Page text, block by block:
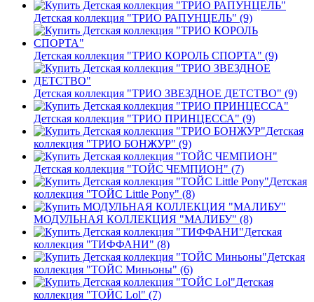
Детская коллекция "ТРИО РАПУНЦЕЛЬ" (9)
Детская коллекция "ТРИО КОРОЛЬ СПОРТА" (9)
Детская коллекция "ТРИО ЗВЕЗДНОЕ ДЕТСТВО" (9)
Детская коллекция "ТРИО ПРИНЦЕССА" (9)
Детская
коллекция "ТРИО БОНЖУР" (9)
Детская коллекция "ТОЙС ЧЕМПИОН" (7)
Детская
коллекция "ТОЙС Little Pony" (8)
МОДУЛЬНАЯ КОЛЛЕКЦИЯ "МАЛИБУ" (8)
Детская
коллекция "ТИФФАНИ" (8)
Детская
коллекция "ТОЙС Миньоны" (6)
Детская
коллекция "ТОЙС Lol" (7)